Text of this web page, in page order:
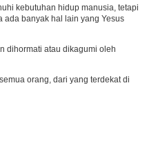
kebutuhan hidup manusia, tetapi
ada banyak hal lain yang Yesus
dihormati atau dikagumi oleh
orang, dari yang terdekat di